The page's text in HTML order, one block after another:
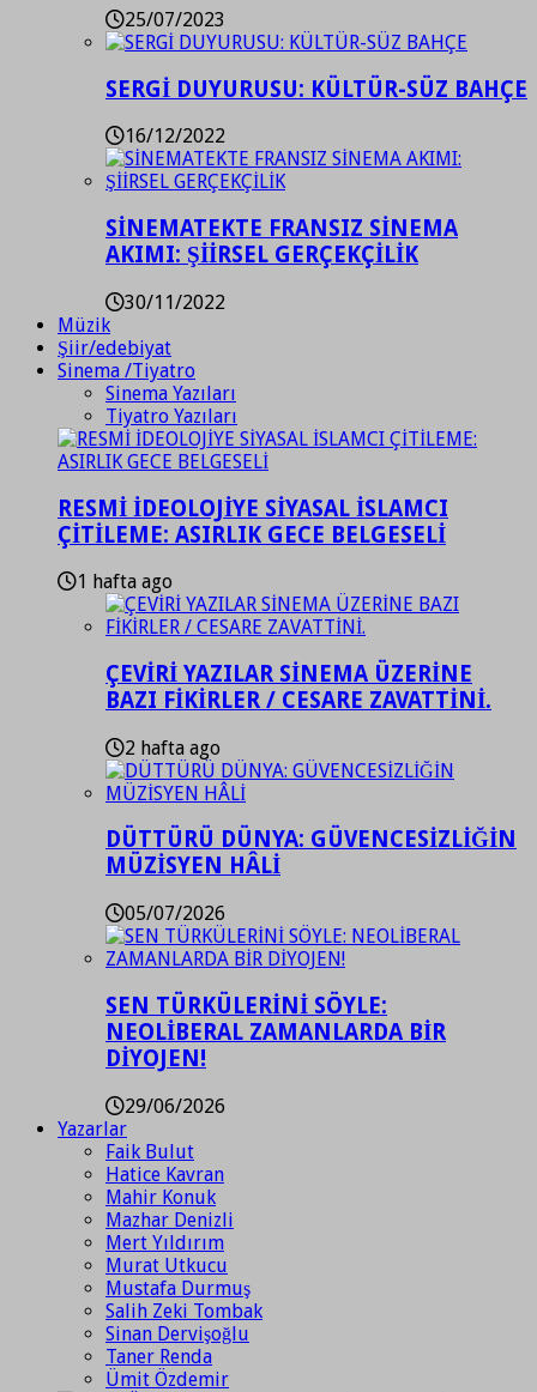
25/07/2023
SERGİ DUYURUSU: KÜLTÜR-SÜZ BAHÇE
16/12/2022
SİNEMATEKTE FRANSIZ SİNEMA
AKIMI: ŞİİRSEL GERÇEKÇİLİK
30/11/2022
Müzik
Şiir/edebiyat
Sinema /Tiyatro
Sinema Yazıları
Tiyatro Yazıları
RESMİ İDEOLOJİYE SİYASAL İSLAMCI
ÇİTİLEME: ASIRLIK GECE BELGESELİ
1 hafta ago
ÇEVİRİ YAZILAR SİNEMA ÜZERİNE
BAZI FİKİRLER / CESARE ZAVATTİNİ.
2 hafta ago
DÜTTÜRÜ DÜNYA: GÜVENCESİZLİĞİN
MÜZİSYEN HÂLİ
05/07/2026
SEN TÜRKÜLERİNİ SÖYLE:
NEOLİBERAL ZAMANLARDA BİR
DİYOJEN!
29/06/2026
Yazarlar
Faik Bulut
Hatice Kavran
Mahir Konuk
Mazhar Denizli
Mert Yıldırım
Murat Utkucu
Mustafa Durmuş
Salih Zeki Tombak
Sinan Dervişoğlu
Taner Renda
Ümit Özdemir